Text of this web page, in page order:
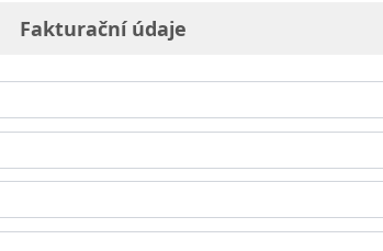
Fakturační údaje